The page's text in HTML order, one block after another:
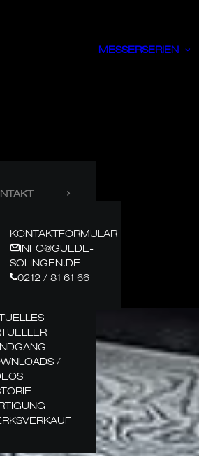
KONTAKTFORMULAR
INFO@GUEDE-
SOLINGEN.DE
0212 / 81 61 66
/
MESSERSERIEN